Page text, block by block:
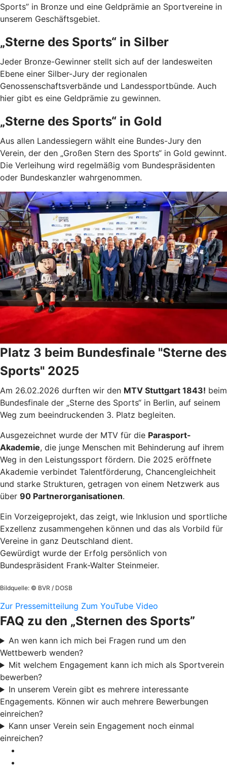
Sports” in Bronze und eine Geldprämie an Sportvereine in
unserem Geschäftsgebiet.
„Sterne des Sports“ in Silber
Jeder Bronze-Gewinner stellt sich auf der landesweiten
Ebene einer Silber-Jury der regionalen
Genossenschaftsverbände und Landessportbünde. Auch
hier gibt es eine Geldprämie zu gewinnen.
„Sterne des Sports“ in Gold
Aus allen Landessiegern wählt eine Bundes-Jury den
Verein, der den „Großen Stern des Sports“ in Gold gewinnt.
Die Verleihung wird regelmäßig vom Bundespräsidenten
oder Bundeskanzler wahrgenommen.
Platz 3 beim Bundesfinale "Sterne des
Sports" 2025
Am 26.02.2026 durften wir den MTV Stuttgart 1843! beim
Bundesfinale der „Sterne des Sports“ in Berlin, auf seinem
Weg zum beeindruckenden 3. Platz begleiten.
Ausgezeichnet wurde der MTV für die Parasport-
Akademie, die junge Menschen mit Behinderung auf ihrem
Weg in den Leistungssport fördern. Die 2025 eröffnete
Akademie verbindet Talentförderung, Chancengleichheit
und starke Strukturen, getragen von einem Netzwerk aus
über 90 Partnerorganisationen.
Ein Vorzeigeprojekt, das zeigt, wie Inklusion und sportliche
Exzellenz zusammengehen können und das als Vorbild für
Vereine in ganz Deutschland dient.
Gewürdigt wurde der Erfolg persönlich von
Bundespräsident Frank-Walter Steinmeier.
Bildquelle: © BVR / DOSB
Zur Pressemitteilung Zum YouTube Video
FAQ zu den „Sternen des Sports”
An wen kann ich mich bei Fragen rund um den
Wettbewerb wenden?
Mit welchem Engagement kann ich mich als Sportverein
bewerben?
In unserem Verein gibt es mehrere interessante
Engagements. Können wir auch mehrere Bewerbungen
einreichen?
Kann unser Verein sein Engagement noch einmal
einreichen?